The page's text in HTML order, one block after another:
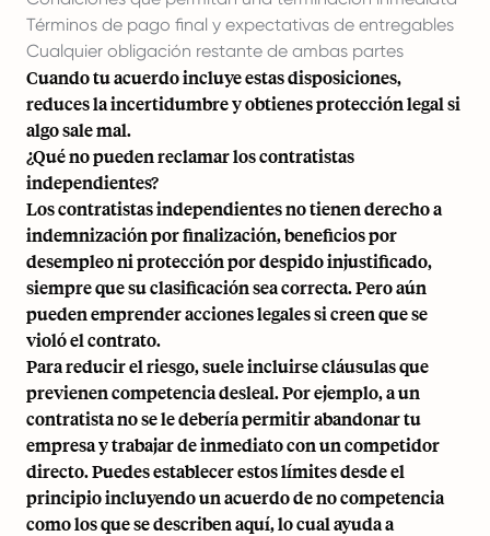
Términos de pago final y expectativas de entregables
Cualquier obligación restante de ambas partes
Cuando tu acuerdo incluye estas disposiciones,
reduces la incertidumbre y obtienes protección legal si
algo sale mal.
¿Qué no pueden reclamar los contratistas
independientes?
Los contratistas independientes no tienen derecho a
indemnización por finalización, beneficios por
desempleo ni protección por despido injustificado,
siempre que su clasificación sea correcta. Pero aún
pueden emprender acciones legales si creen que se
violó el contrato.
Para reducir el riesgo, suele incluirse cláusulas que
previenen competencia desleal. Por ejemplo, a un
contratista no se le debería permitir abandonar tu
empresa y trabajar de inmediato con un competidor
directo. Puedes establecer estos límites desde el
principio incluyendo un acuerdo de no competencia
como los que se describen aquí, lo cual ayuda a